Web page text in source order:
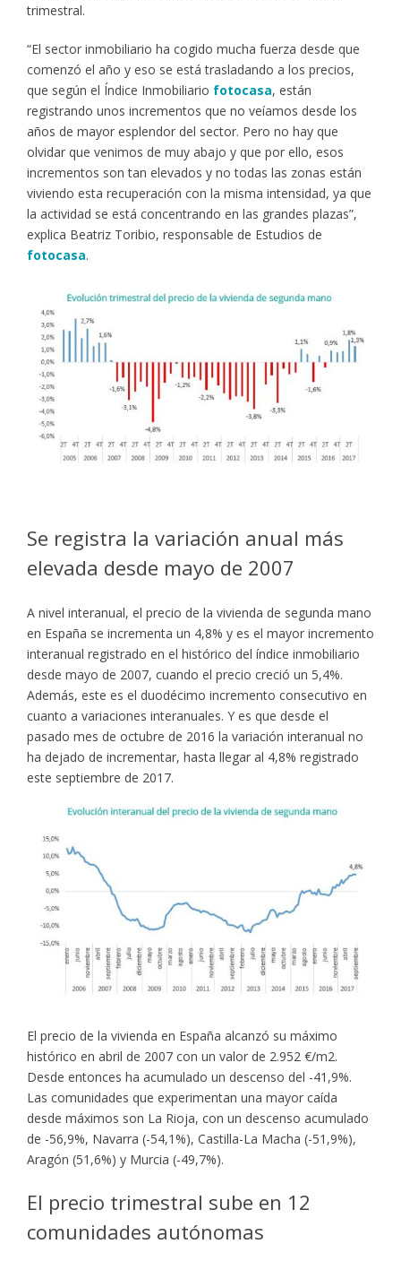
trimestral.
“El sector inmobiliario ha cogido mucha fuerza desde que
comenzó el año y eso se está trasladando a los precios,
que según el Índice Inmobiliario fotocasa, están
registrando unos incrementos que no veíamos desde los
años de mayor esplendor del sector. Pero no hay que
olvidar que venimos de muy abajo y que por ello, esos
incrementos son tan elevados y no todas las zonas están
viviendo esta recuperación con la misma intensidad, ya que
la actividad se está concentrando en las grandes plazas”,
explica Beatriz Toribio, responsable de Estudios de
fotocasa.
Se registra la variación anual más
elevada desde mayo de 2007
A nivel interanual, el precio de la vivienda de segunda mano
en España se incrementa un 4,8% y es el mayor incremento
interanual registrado en el histórico del índice inmobiliario
desde mayo de 2007, cuando el precio creció un 5,4%.
Además, este es el duodécimo incremento consecutivo en
cuanto a variaciones interanuales. Y es que desde el
pasado mes de octubre de 2016 la variación interanual no
ha dejado de incrementar, hasta llegar al 4,8% registrado
este septiembre de 2017.
El precio de la vivienda en España alcanzó su máximo
histórico en abril de 2007 con un valor de 2.952 €/m2.
Desde entonces ha acumulado un descenso del -41,9%.
Las comunidades que experimentan una mayor caída
desde máximos son La Rioja, con un descenso acumulado
de -56,9%, Navarra (-54,1%), Castilla-La Macha (-51,9%),
Aragón (51,6%) y Murcia (-49,7%).
El precio trimestral sube en 12
comunidades autónomas